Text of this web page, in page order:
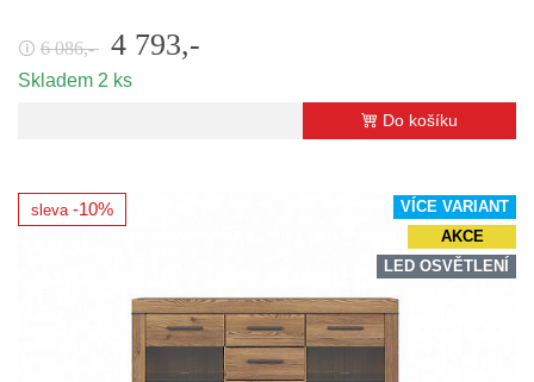
🛈 6 086,- 4 793,-
Skladem 2 ks
Do košíku
VÍCE VARIANT
AKCE
LED OSVĚTLENÍ
sleva -10%